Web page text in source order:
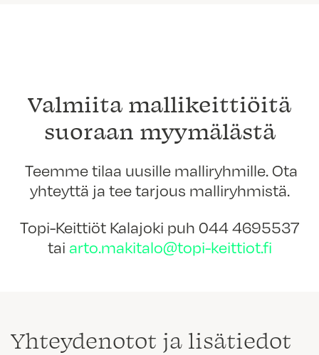
Valmiita mallikeittiöitä
suoraan myymälästä
Teemme tilaa uusille malliryhmille. Ota
yhteyttä ja tee tarjous malliryhmistä.
Topi-Keittiöt Kalajoki puh 044 4695537
tai arto.makitalo@topi-keittiot.fi
Yhteydenotot ja lisätiedot